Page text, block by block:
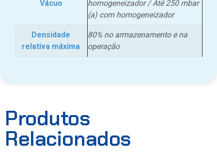
Vácuo
homogeneizador / Até 250 mbar
(a) com homogeneizador
Densidade
relativa máxima
80% no armazenamento e na
operação
Produtos
Relacionados